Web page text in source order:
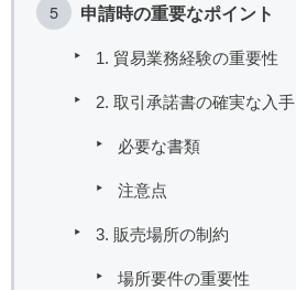
申請時の重要なポイント
1. 貿易業務経験の重要性
2. 取引承諾書の確実な入手
必要な書類
注意点
3. 販売場所の制約
場所要件の重要性